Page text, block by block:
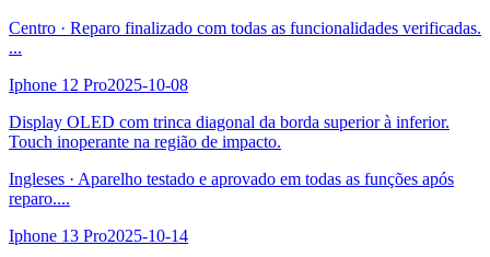
Centro · Reparo finalizado com todas as funcionalidades verificadas.
...
Iphone 12 Pro2025-10-08
Display OLED com trinca diagonal da borda superior à inferior.
Touch inoperante na região de impacto.
Ingleses · Aparelho testado e aprovado em todas as funções após
reparo....
Iphone 13 Pro2025-10-14